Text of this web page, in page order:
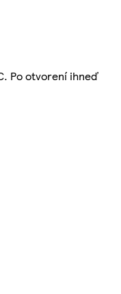
Po otvorení ihneď